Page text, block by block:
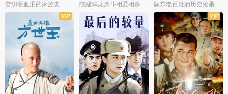
交织着血泪的家族史 陈建斌龙虎斗相爱相杀
陇东老百姓的历史沧桑
全36集
全28集 全44集